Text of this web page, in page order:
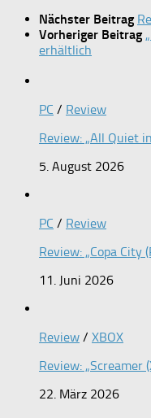
Nächster Beitrag
Vorheriger Beitrag
erhältlich
PC / Review
Review: „All Quiet
5. August 2026
PC / Review
Review: „Copa City
11. Juni 2026
Review / XBOX
Review: „Screamer
22. März 2026